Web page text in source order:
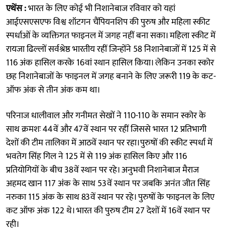
एथेंस :भारत के लिए कोई भी निशानेबाज रविवार को यहां
आईएसएसएफ विश्व शॉटगन चैंपियनशिप की पुरुष और महिला स्कीट
स्पर्धाओं के व्यक्तिगत फाइनल में जगह नहीं बना सका। महिला स्कीट में
रायजा ढिल्लों सर्वश्रेष्ठ भारतीय रहीं जिन्होंने 58 निशानेबाजों में 125 में से
116 अंक हासिल करके 16वां स्थान हासिल किया। लेकिन उनका स्कोर
छह निशानेबाजों के फाइनल में जगह बनाने के लिए जरूरी 119 के कट-
ऑफ अंक से तीन अंक कम था।
परिनाज धालीवाल और गनीमत सेखों ने 110-110 के समान स्कोर के
साथ क्रमशः 44वें और 47वें स्थान पर रहीं जिससे भारत 12 प्रतिभागी
देशों की टीम तालिका में आठवें स्थान पर रहा।पुरुषों की स्कीट स्पर्धा में
भवतेग सिंह गिल ने 125 में से 119 अंक हासिल किए और 116
प्रतियोगियों के बीच 38वें स्थान पर रहे। अनुभवी निशानेबाज मैराज
अहमद खान 117 अंक के साथ 53वें स्थान पर जबकि अनंत जीत सिंह
नरुका 115 अंक के साथ 83वें स्थान पर रहे। पुरुषों के फाइनल के लिए
कट ऑफ अंक 122 थे। भारत की पुरुष टीम 27 देशों में 16वें स्थान पर
रही।